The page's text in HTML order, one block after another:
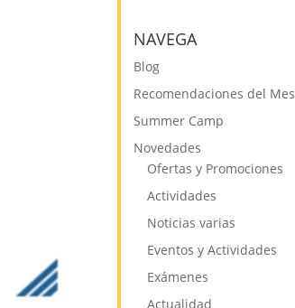
NAVEGA
Blog
Recomendaciones del Mes
Summer Camp
Novedades
Ofertas y Promociones
Actividades
Noticias varias
Eventos y Actividades
Exámenes
Actualidad